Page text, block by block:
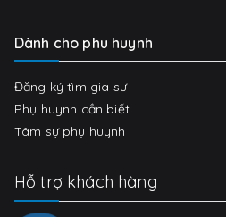
Dành cho phu huynh
Đăng ký tìm gia sư
Phụ huynh cần biết
Tâm sự phụ huynh
Hỗ trợ khách hàng